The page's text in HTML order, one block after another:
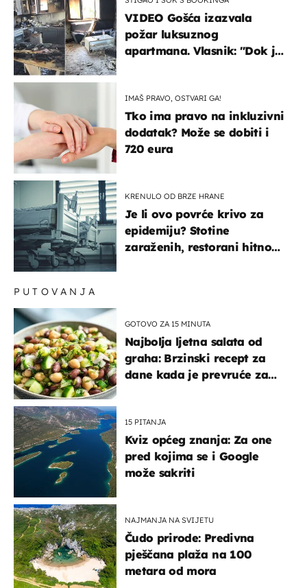
VIDEO Gošća izazvala
požar luksuznog
apartmana. Vlasnik: "Dok je
IMAŠ PRAVO, OSTVARI GA!
Tko ima pravo na inkluzivni
dodatak? Može se dobiti i
720 eura
KRENULO OD BRZE HRANE
Je li ovo povrće krivo za
epidemiju? Stotine
zaraženih, restorani hitno
PUTOVANJA
GOTOVO ZA 15 MINUTA
Najbolja ljetna salata od
graha: Brzinski recept za
dane kada je prevruće za
15 PITANJA
Kviz općeg znanja: Za one
pred kojima se i Google
može sakriti
NAJMANJA NA SVIJETU
Čudo prirode: Predivna
pješčana plaža na 100
metara od mora